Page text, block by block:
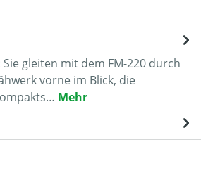
Sie gleiten mit dem FM-220 durch
vorne im Blick, die
Mehr